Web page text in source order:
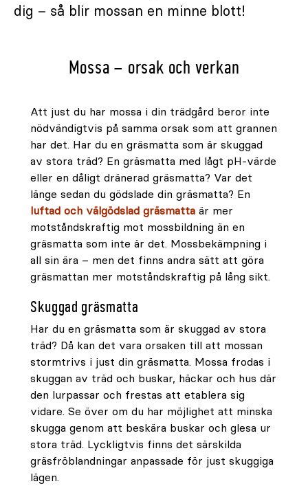
dig – så blir mossan en minne blott!
Mossa – orsak och verkan
Att just du har mossa i din trädgård beror inte
nödvändigtvis på samma orsak som att grannen
har det. Har du en gräsmatta som är skuggad
av stora träd? En gräsmatta med lågt pH-värde
eller en dåligt dränerad gräsmatta? Var det
länge sedan du gödslade din gräsmatta? En
luftad och välgödslad gräsmatta är mer
motståndskraftig mot mossbildning än en
gräsmatta som inte är det. Mossbekämpning i
all sin ära – men det finns andra sätt att göra
gräsmattan mer motståndskraftig på lång sikt.
Skuggad gräsmatta
Har du en gräsmatta som är skuggad av stora
träd? Då kan det vara orsaken till att mossan
stormtrivs i just din gräsmatta. Mossa frodas i
skuggan av träd och buskar, häckar och hus där
den lurpassar och frestas att etablera sig
vidare. Se över om du har möjlighet att minska
skugga genom att beskära buskar och glesa ur
stora träd. Lyckligtvis finns det särskilda
gräsfröblandningar anpassade för just skuggiga
lägen.